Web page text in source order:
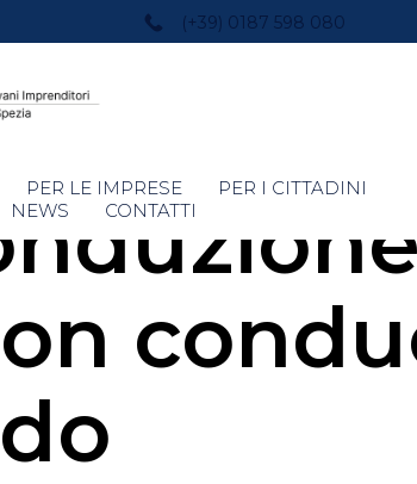
(+39) 0187 598 080
PER LE IMPRESE
PER I CITTADINI
NEWS CONTATTI